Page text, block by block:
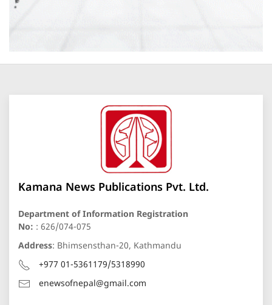
Kamana News Publications Pvt. Ltd.
Department of Information Registration
No: : 626/074-075
Address: Bhimsensthan-20, Kathmandu
+977 01-5361179/5318990
enewsofnepal@gmail.com